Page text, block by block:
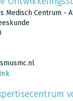
Medisch Centrum -